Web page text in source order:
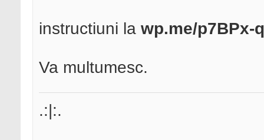
instructiuni la wp.me/p7BPx-
Va multumesc.
.:|:.